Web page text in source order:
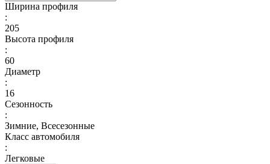
Ширина профиля
:
205
Высота профиля
:
60
Диаметр
:
16
Сезонность
:
Зимние, Всесезонные
Класс автомобиля
:
Легковые